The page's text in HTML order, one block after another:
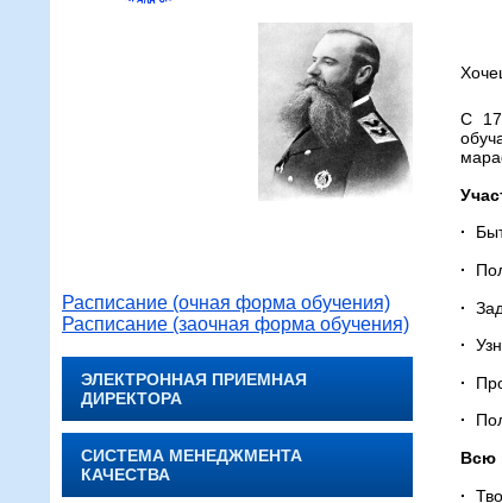
Расписание (очная форма обучения)
Расписание (заочная форма обучения)
ЭЛЕКТРОННАЯ ПРИЕМНАЯ
ДИРЕКТОРА
СИСТЕМА МЕНЕДЖМЕНТА
КАЧЕСТВА
С 17
·
·
·
·
·
·
Всю
·